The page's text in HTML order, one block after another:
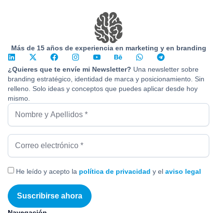
Más de 15 años de experiencia en marketing y en branding
¿Quieres que te envíe mi Newsletter? Una newsletter sobre
branding estratégico, identidad de marca y posicionamiento. Sin
relleno. Solo ideas y conceptos que puedes aplicar desde hoy
mismo.
He leído y acepto la política de privacidad y el aviso legal
Suscribirse ahora